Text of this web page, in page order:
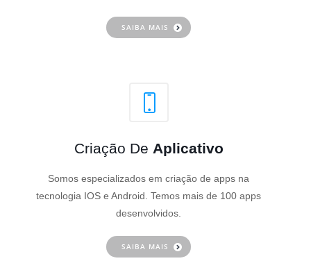
SAIBA MAIS
Criação De Aplicativo
Somos especializados em criação de apps na
tecnologia IOS e Android. Temos mais de 100 apps
desenvolvidos.
SAIBA MAIS